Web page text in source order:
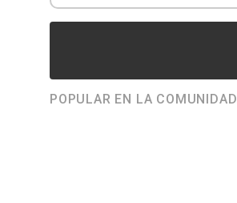
POPULAR EN LA COMUNIDAD